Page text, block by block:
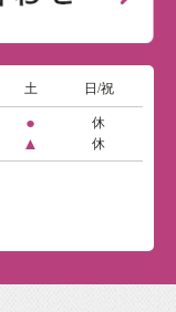
土 日/祝
●
休
▲ 休